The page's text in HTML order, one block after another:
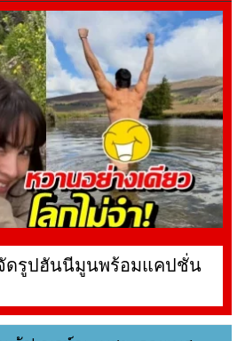
ดรูปฮันนีมูนพร้อมแคปชั่น